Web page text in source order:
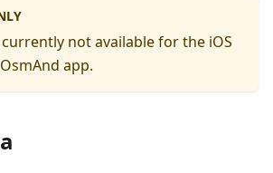
not available for the iOS
app.